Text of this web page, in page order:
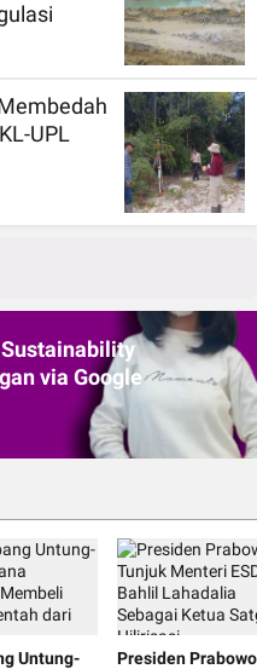
UPL
via Google
Untung-
Presiden Prabowo